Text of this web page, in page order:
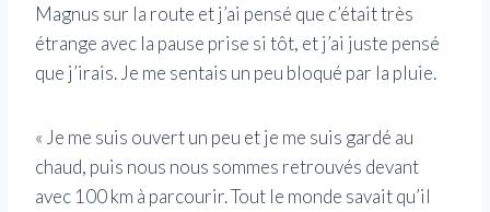
Magnus sur la route et j’ai pensé que c’était très
étrange avec la pause prise si tôt, et j’ai juste pensé
que j’irais. Je me sentais un peu bloqué par la pluie.
« Je me suis ouvert un peu et je me suis gardé au
chaud, puis nous nous sommes retrouvés devant
avec 100 km à parcourir. Tout le monde savait qu’il